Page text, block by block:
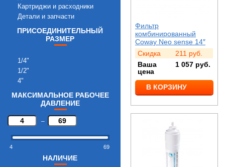
Картриджи и расходники
Детали и запчасти
ПРИСОЕДИНИТЕЛЬНЫЙ
РАЗМЕР
1/4"
1/2"
4"
МАКСИМАЛЬНОЕ РАБОЧЕЕ
ДАВЛЕНИЕ
–
4 69
НАЛИЧИЕ
Фильтр
комбинированный
Coway Neo sense 14″
Скидка
211 руб.
Ваша
цена
1 057 руб.
В КОРЗИНУ